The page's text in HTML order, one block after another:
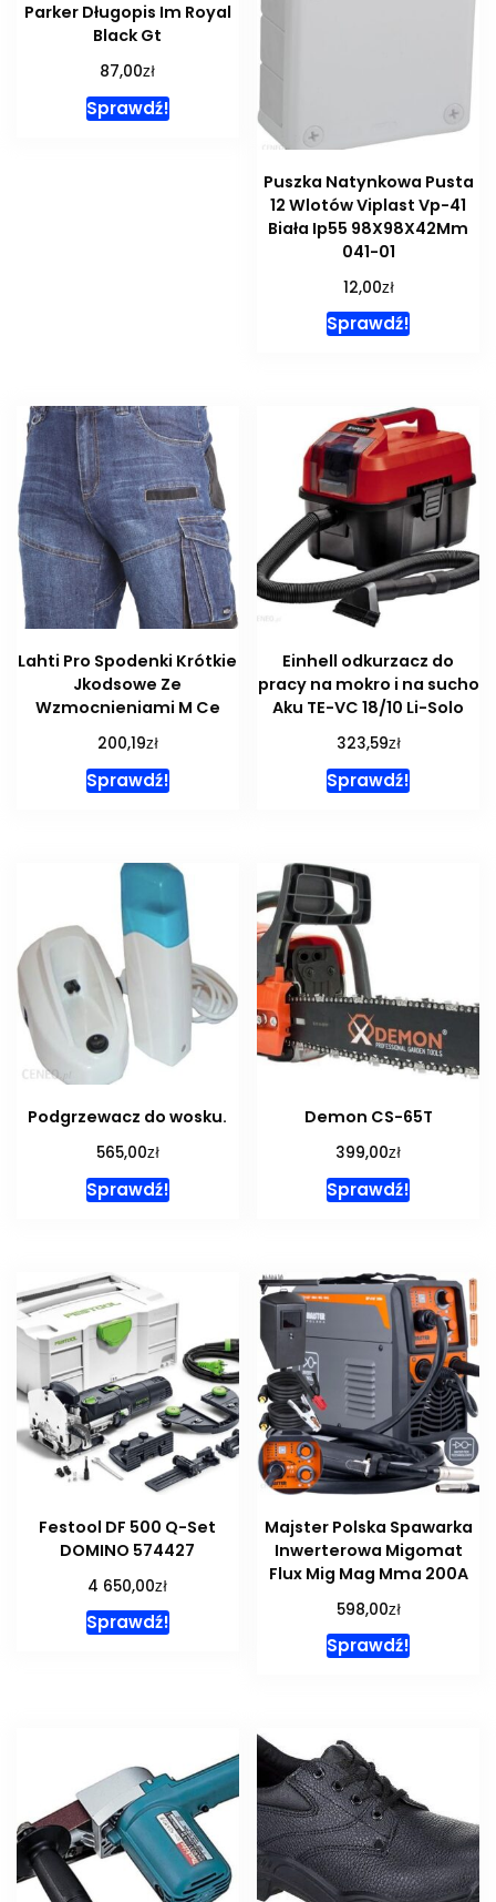
Parker Długopis Im Royal
Black Gt
87,00zł
Sprawdź!
Puszka Natynkowa Pusta
12 Wlotów Viplast Vp-41
Biała Ip55 98X98X42Mm
041-01
12,00zł
Sprawdź!
Lahti Pro Spodenki Krótkie
Jkodsowe Ze
Wzmocnieniami M Ce
200,19zł
Sprawdź!
Einhell odkurzacz do
pracy na mokro i na sucho
Aku TE-VC 18/10 Li-Solo
323,59zł
Sprawdź!
Podgrzewacz do wosku.
565,00zł
Sprawdź!
Demon CS-65T
399,00zł
Sprawdź!
Festool DF 500 Q-Set
DOMINO 574427
4 650,00zł
Sprawdź!
Majster Polska Spawarka
Inwerterowa Migomat
Flux Mig Mag Mma 200A
598,00zł
Sprawdź!